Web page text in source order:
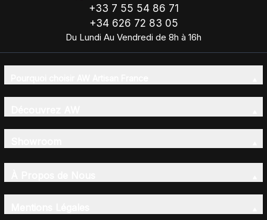
+33 7 55 54 86 71
+34 626 72 83 05
Du Lundi Au Vendredi de 8h à 16h